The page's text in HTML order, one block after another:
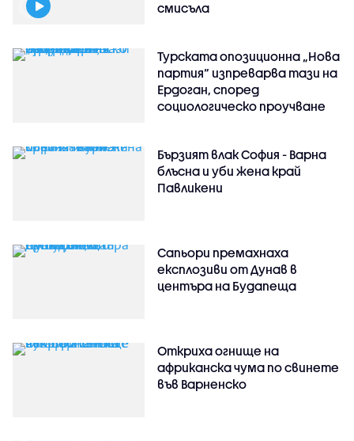
смисъла
Турската опозиционна „Нова
партия“ изпреварва тази на
Ердоган, според
социологическо проучване
Бързият влак София - Варна
блъсна и уби жена край
Павликени
Сапьори премахнаха
експлозиви от Дунав в
центъра на Будапеща
Откриха огнище на
африканска чума по свинете
във Варненско